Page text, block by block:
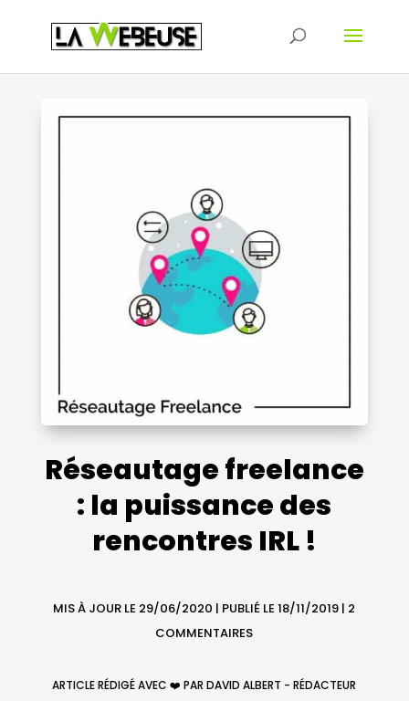
Réseautage freelance
: la puissance des
rencontres IRL !
MIS À JOUR LE 29/06/2020 | PUBLIÉ LE 18/11/2019 | 2
COMMENTAIRES
ARTICLE RÉDIGÉ AVEC ❤️ PAR DAVID ALBERT - RÉDACTEUR